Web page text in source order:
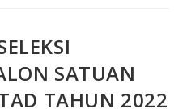
SATUAN
TAHUN 2022